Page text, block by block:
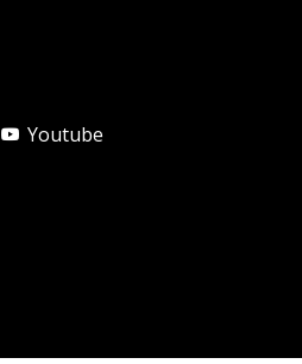
Youtube